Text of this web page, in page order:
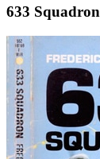
633 Squadron